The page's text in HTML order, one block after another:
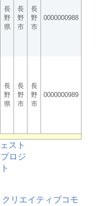
長
野
県
長
野
市
長
野
市
0000000988
長
野
県
長
野
市
長
野
市
0000000989
クリエイティブコモ